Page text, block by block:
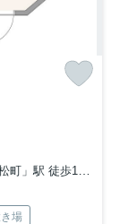
」駅 徒歩11分
場